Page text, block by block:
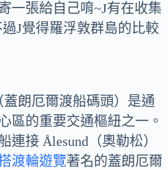
一張給自己唷~J有在收集
J覺得羅浮敦群島的比較
蓋朗厄爾渡船碼頭）是通
區的重要交通樞紐之一。
接 Ålesund（奧勒松）
渡輪遊覽著名的蓋朗厄爾